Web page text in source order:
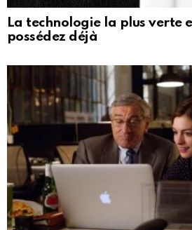
La technologie la plus verte
possédez déjà